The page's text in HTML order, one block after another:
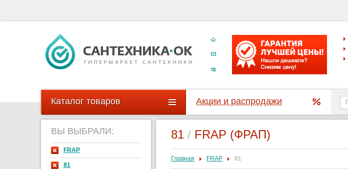
Каталог товаров Акции и распродажи
ВЫ ВЫБРАЛИ:
FRAP
81
81 / FRAP (ФРАП)
Главная FRAP 81